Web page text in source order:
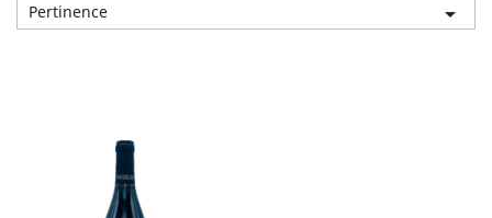
Pertinence 